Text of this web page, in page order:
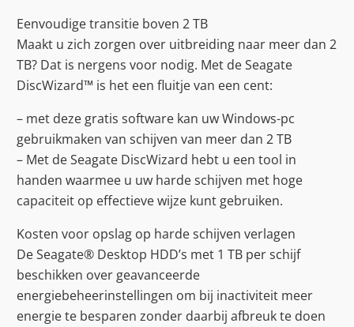
Eenvoudige transitie boven 2 TB
Maakt u zich zorgen over uitbreiding naar meer dan 2
TB? Dat is nergens voor nodig. Met de Seagate
DiscWizard™ is het een fluitje van een cent:
– met deze gratis software kan uw Windows-pc
gebruikmaken van schijven van meer dan 2 TB
– Met de Seagate DiscWizard hebt u een tool in
handen waarmee u uw harde schijven met hoge
capaciteit op effectieve wijze kunt gebruiken.
Kosten voor opslag op harde schijven verlagen
De Seagate® Desktop HDD’s met 1 TB per schijf
beschikken over geavanceerde
energiebeheerinstellingen om bij inactiviteit meer
energie te besparen zonder daarbij afbreuk te doen